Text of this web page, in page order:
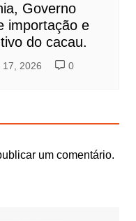
Governo
importação e
do cacau.
17, 2026 0
um comentário.